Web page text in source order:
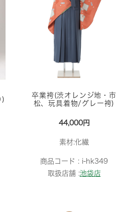
)
卒業袴(渋オレンジ地・市
松、玩具着物/グレー袴)
44,000円
素材:化繊
商品コード : i-hk349
取扱店舗 :池袋店